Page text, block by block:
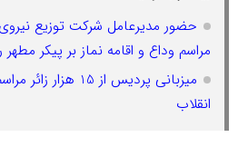
حضور مدیرعامل شرکت توزیع
مراسم وداع و اقامه نماز بر پیکر
میزبانی پردیس از 15
انقلاب